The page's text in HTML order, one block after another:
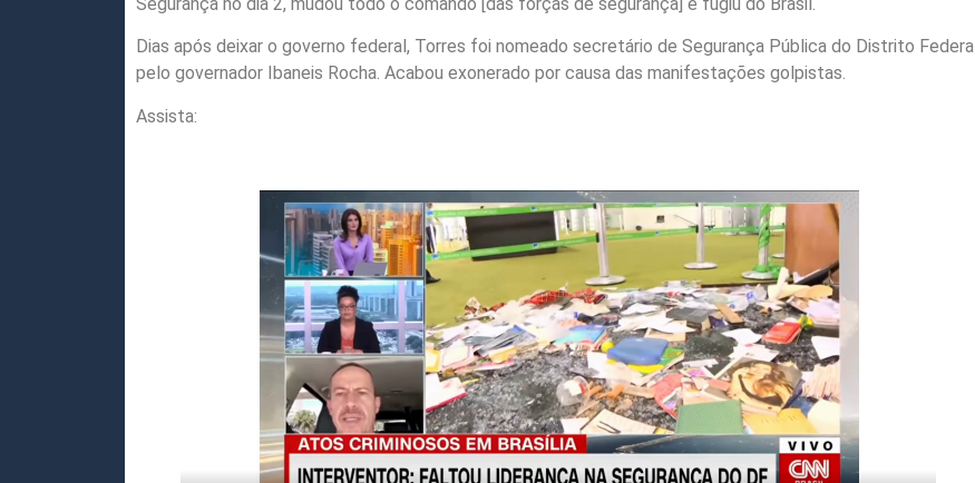
Dias após deixar o governo federal, Torres foi nomeado secretário de Segurança Pública do Distrito Federal
pelo governador Ibaneis Rocha. Acabou exonerado por causa das manifestações golpistas.
Assista: